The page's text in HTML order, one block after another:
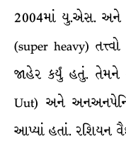
2004માં યુ.એસ. અને
(super heavy)
જાહેર કર્યું હતું. તેમને
Uut) અને
આપ્યાં હતાં. રશિયન